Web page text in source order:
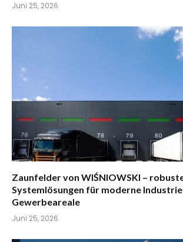
Juni 25, 2026
Zaunfelder von WIŚNIOWSKI –
Systemlösungen für moderne
Gewerbeareale
Juni 25, 2026